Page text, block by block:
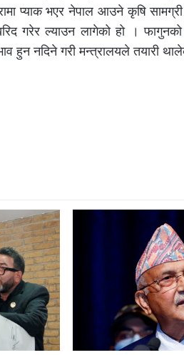
प्याक भएर नेपाल आउने कृषि
गरेर ल्याउन लागेको हो ।
हुन नदिने गरी मन्त्रालयले तयारी